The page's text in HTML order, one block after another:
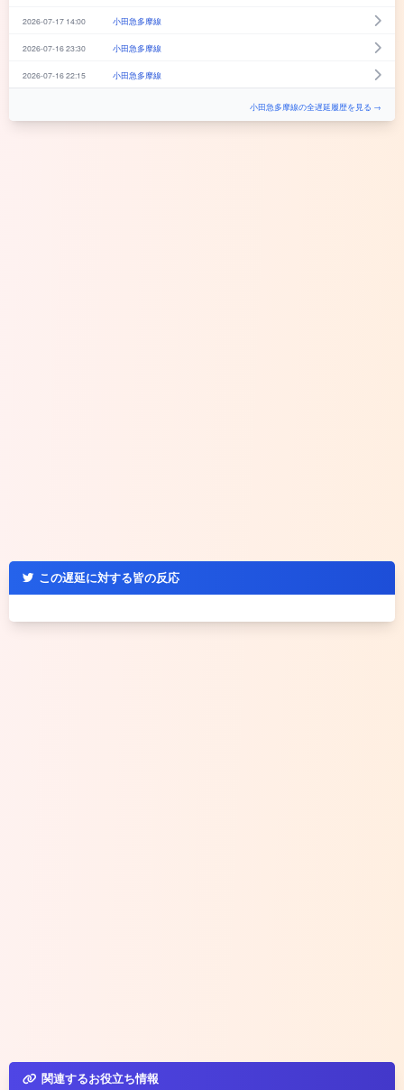
2026-07-17 14:00 小田急多摩線
2026-07-16 23:30 小田急多摩線
2026-07-16 22:15 小田急多摩線
小田急多摩線の全遅延履歴を見る →
この遅延に対する皆の反応
関連するお役立ち情報